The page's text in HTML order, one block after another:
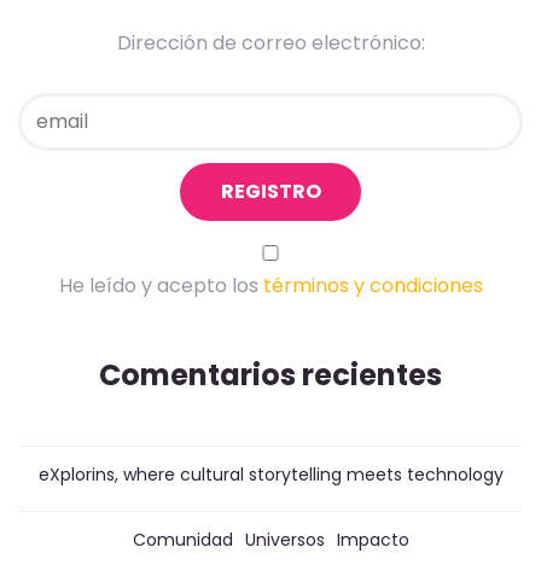
Dirección de correo electrónico:
He leído y acepto los términos y condiciones
Comentarios recientes
eXplorins, where cultural storytelling meets technology
Comunidad Universos Impacto